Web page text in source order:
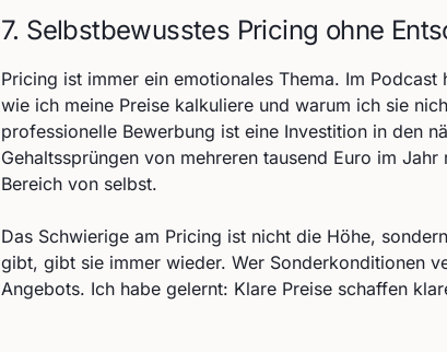
7. Selbstbewusstes Pricing ohne
Pricing ist immer ein emotionales Thema. Im
wie ich meine Preise kalkuliere und warum ich sie
professionelle Bewerbung ist eine Investition in den
Gehaltssprüngen von mehreren tausend Euro im
Bereich von selbst.
Das Schwierige am Pricing ist nicht die Höhe,
gibt, gibt sie immer wieder. Wer Sonderkonditionen
Angebots. Ich habe gelernt: Klare Preise schaffen